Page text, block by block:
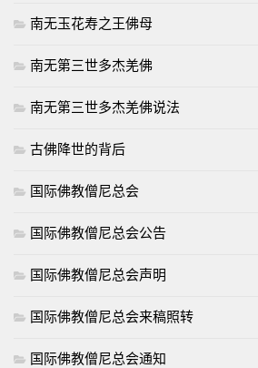
南无玉花寿之王佛母
南无第三世多杰羌佛
南无第三世多杰羌佛说法
古佛降世的背后
国际佛教僧尼总会
国际佛教僧尼总会公告
国际佛教僧尼总会声明
国际佛教僧尼总会来稿照转
国际佛教僧尼总会通知